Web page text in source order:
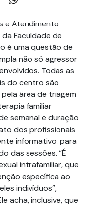
e Atendimento
Faculdade de
é uma questão de
não só agressor
Todas as
do centro são
área de triagem
familiar
semanal e duração
dos profissionais
informativo: para
das sessões. “É
intrafamiliar, que
específica ao
indivíduos”,
acha, inclusive, que